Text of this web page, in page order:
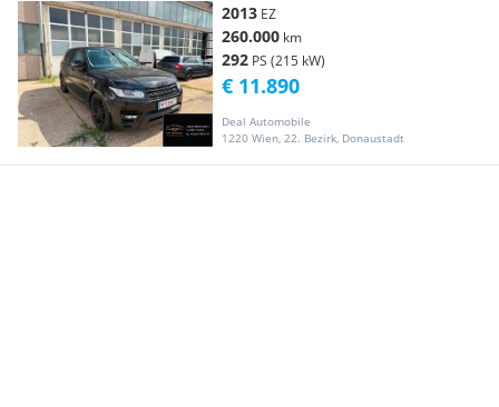
2013 EZ
260.000 km
292 PS (215 kW)
Deal Automobile
1220 Wien, 22. Bezirk, Donaustadt
€ 11.890